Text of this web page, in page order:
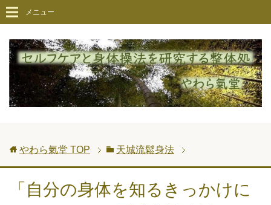
メニュー
やわら氣堂 TOP 天城流鬆身法
「自分の身体を知るきっかけに